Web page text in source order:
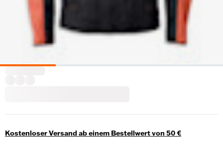
Kostenloser Versand ab einem Bestellwert von 50 €